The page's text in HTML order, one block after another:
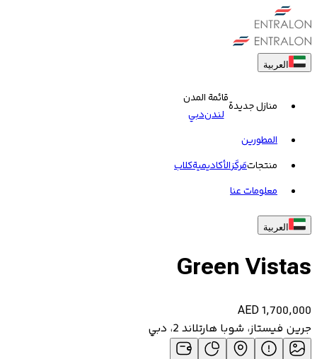
العربية
منازل جديدة
قائمة المدن
لندندبي
المطورين
منتجاتمَركَزالأكاديميةکلاب
معلومات عنا
العربية
Green Vistas
AED1,700,000
جرين فيستاز، شوبا هارتلاند 2، دبي